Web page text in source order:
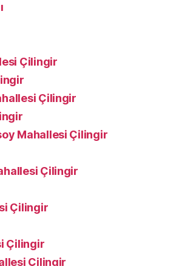
Çilingir
Çilingir
Mahallesi Çilingir
Çilingir
Çilingir
Çilingir
Çilingir